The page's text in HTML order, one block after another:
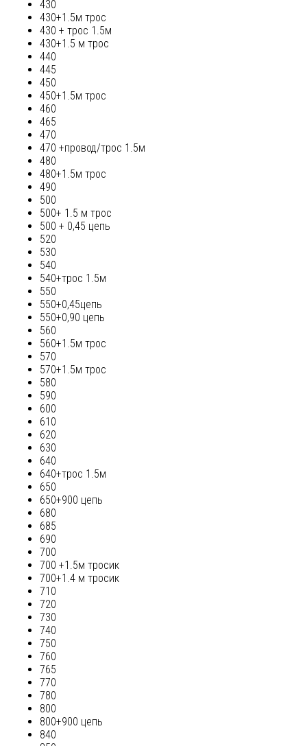
430
430+1.5м трос
430 + трос 1.5м
430+1.5 м трос
440
445
450
450+1.5м трос
460
465
470
470 +провод/трос 1.5м
480
480+1.5м трос
490
500
500+ 1.5 м трос
500 + 0,45 цепь
520
530
540
540+трос 1.5м
550
550+0,45цепь
550+0,90 цепь
560
560+1.5м трос
570
570+1.5м трос
580
590
600
610
620
630
640
640+трос 1.5м
650
650+900 цепь
680
685
690
700
700 +1.5м тросик
700+1.4 м тросик
710
720
730
740
750
760
765
770
780
800
800+900 цепь
840